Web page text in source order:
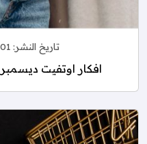
تاريخ النشر: 01 كانون الأول, 2025
افكار اوتفيت